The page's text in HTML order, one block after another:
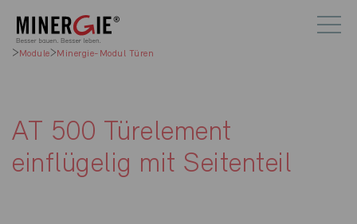
Module Minergie-Modul Türen
AT 500 Türelement
einflügelig mit Seitenteil